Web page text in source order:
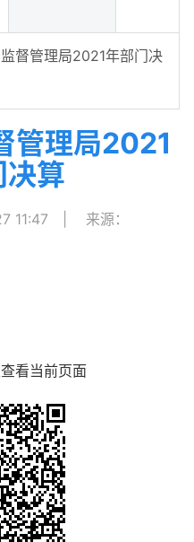
督管理局2021年部门决
管理局2021
决算
11:47 来源：
看当前页面